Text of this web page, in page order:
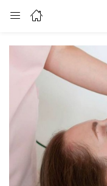
Enter your username
Remember me